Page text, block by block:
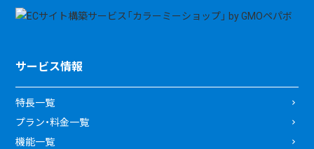
サービス情報
特長一覧
プラン・料金一覧
機能一覧